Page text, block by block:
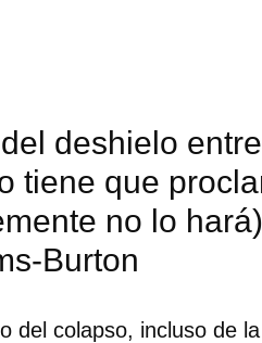
deshielo
tiene que
no lo
Burton
del colapso, incluso de